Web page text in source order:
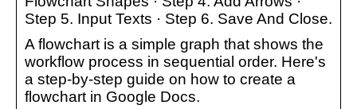
Step 5. Input Texts · Step 6. Save And Close.
A flowchart is a simple graph that shows the
workflow process in sequential order. Here's
a step-by-step guide on how to create a
flowchart in Google Docs.